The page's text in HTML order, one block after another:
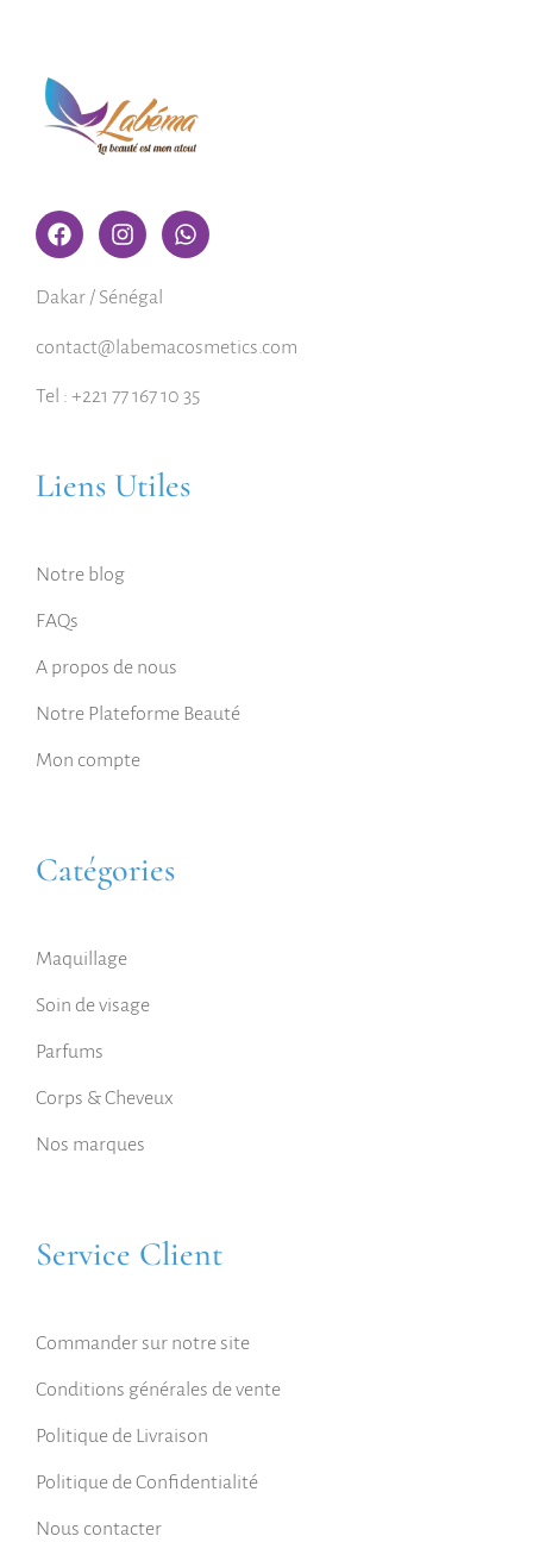
Dakar / Sénégal
contact@labemacosmetics.com
Tel : +221 77 167 10 35
Liens Utiles
Notre blog
FAQs
A propos de nous
Notre Plateforme Beauté
Mon compte
Catégories
Maquillage
Soin de visage
Parfums
Corps & Cheveux
Nos marques
Service Client
Commander sur notre site
Conditions générales de vente
Politique de Livraison
Politique de Confidentialité
Nous contacter